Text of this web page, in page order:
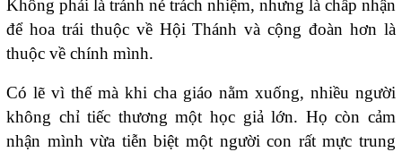
Không phải là tránh né trách nhiệm, nhưng là chấp nhận
để hoa trái thuộc về Hội Thánh và cộng đoàn hơn là
thuộc về chính mình.
Có lẽ vì thế mà khi cha giáo nằm xuống, nhiều người
không chỉ tiếc thương một học giả lớn. Họ còn cảm
nhận mình vừa tiễn biệt một người con rất mực trung